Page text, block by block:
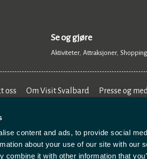
content and ads, to provide social
about your use of our site with our
combine it with other information that
Se og gjøre
Aktiviteter, Attraksjoner, Shopping
oss Om Visit Svalbard Presse og